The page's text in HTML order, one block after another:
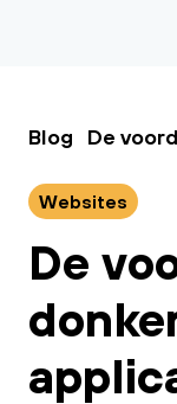
Blog De voordelen van de
Websites
De